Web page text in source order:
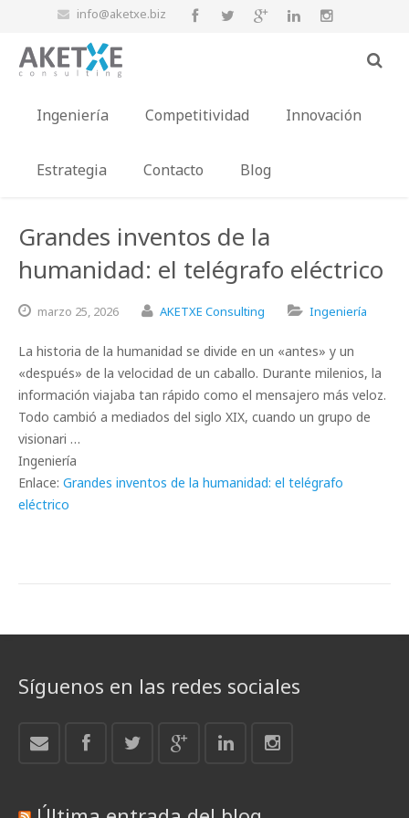
info@aketxe.biz
Ingeniería Competitividad Innovación
Estrategia Contacto Blog
Grandes inventos de la
humanidad: el telégrafo eléctrico
marzo 25, 2026 AKETXE Consulting Ingeniería
La historia de la humanidad se divide en un «antes» y un
«después» de la velocidad de un caballo. Durante milenios, la
información viajaba tan rápido como el mensajero más veloz.
Todo cambió a mediados del siglo XIX, cuando un grupo de
visionari …
Ingeniería
Enlace: Grandes inventos de la humanidad: el telégrafo
eléctrico
Síguenos en las redes sociales